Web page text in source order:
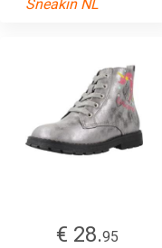
Sneakin NL
€ 28.95